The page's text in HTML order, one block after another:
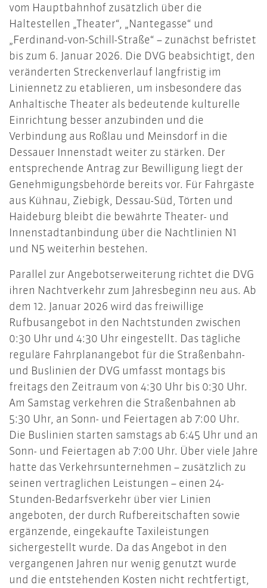
vom Hauptbahnhof zusätzlich über die
Haltestellen „Theater“, „Nantegasse“ und
„Ferdinand-von-Schill-Straße“ – zunächst befristet
bis zum 6. Januar 2026. Die DVG beabsichtigt, den
veränderten Streckenverlauf langfristig im
Liniennetz zu etablieren, um insbesondere das
Anhaltische Theater als bedeutende kulturelle
Einrichtung besser anzubinden und die
Verbindung aus Roßlau und Meinsdorf in die
Dessauer Innenstadt weiter zu stärken. Der
entsprechende Antrag zur Bewilligung liegt der
Genehmigungsbehörde bereits vor. Für Fahrgäste
aus Kühnau, Ziebigk, Dessau-Süd, Törten und
Haideburg bleibt die bewährte Theater- und
Innenstadtanbindung über die Nachtlinien N1
und N5 weiterhin bestehen.
Parallel zur Angebotserweiterung richtet die DVG
ihren Nachtverkehr zum Jahresbeginn neu aus. Ab
dem 12. Januar 2026 wird das freiwillige
Rufbusangebot in den Nachtstunden zwischen
0:30 Uhr und 4:30 Uhr eingestellt. Das tägliche
reguläre Fahrplanangebot für die Straßenbahn-
und Buslinien der DVG umfasst montags bis
freitags den Zeitraum von 4:30 Uhr bis 0:30 Uhr.
Am Samstag verkehren die Straßenbahnen ab
5:30 Uhr, an Sonn- und Feiertagen ab 7:00 Uhr.
Die Buslinien starten samstags ab 6:45 Uhr und an
Sonn- und Feiertagen ab 7:00 Uhr. Über viele Jahre
hatte das Verkehrsunternehmen – zusätzlich zu
seinen vertraglichen Leistungen – einen 24-
Stunden-Bedarfsverkehr über vier Linien
angeboten, der durch Rufbereitschaften sowie
ergänzende, eingekaufte Taxileistungen
sichergestellt wurde. Da das Angebot in den
vergangenen Jahren nur wenig genutzt wurde
und die entstehenden Kosten nicht rechtfertigt,